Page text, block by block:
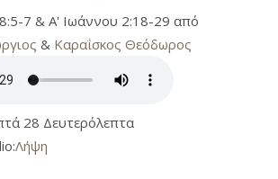
7 & Α' Ιωάννου 2:18-29 από
& Καραΐσκος Θεόδωρος
28 Δευτερόλεπτα
Λήψη